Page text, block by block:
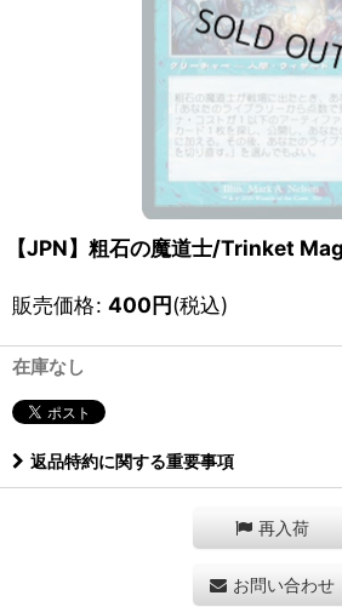
【JPN】粗石の魔道士/Trinket
販売価格: 400円(税込)
在庫なし
返品特約に関する重要事項
再入荷
お問い合わせ